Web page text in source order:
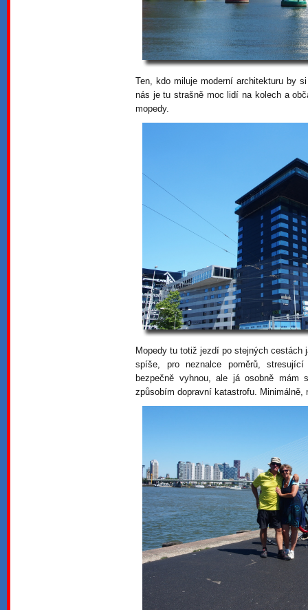
Ten, kdo miluje moderní architekturu by
nás je tu strašně moc lidí na kolech a
mopedy.
Mopedy tu totiž jezdí po stejných
spíše, pro neznalce poměrů,
bezpečně vyhnou, ale já osobně
způsobím dopravní katastrofu.